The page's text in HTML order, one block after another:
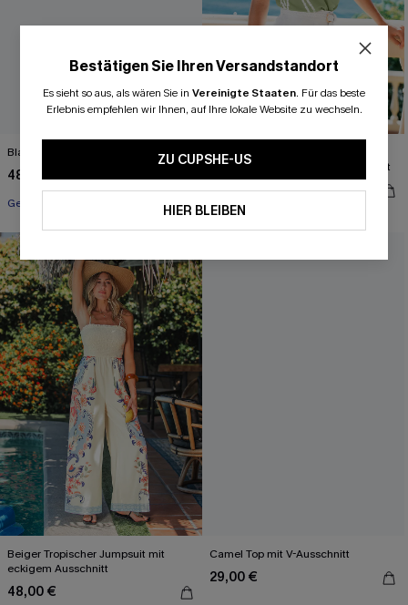
Blauer Boho Bandeau-Jumpsuit
48,00 €
Gesmokt
Grünes T-Shirt mit
Rundhalsausschnitt und Grafik-Print
29,00 €
Beiger Tropischer Jumpsuit mit
eckigem Ausschnitt
48,00 €
Camel Top mit V-Ausschnitt
29,00 €
Bestätigen Sie Ihren Versandstandort
Es sieht so aus, als wären Sie in Vereinigte Staaten. Für das beste
Erlebnis empfehlen wir Ihnen, auf Ihre lokale Website zu wechseln.
ZU CUPSHE-US
HIER BLEIBEN